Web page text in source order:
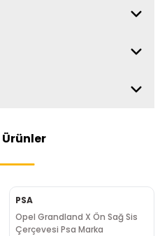
Ürünler
PSA
Opel Grandland X Ön Sağ Sis
Çerçevesi Psa Marka